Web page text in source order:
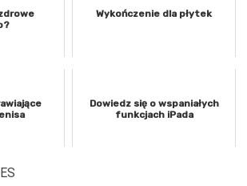
Wykończenie dla płytek
Dowiedz się o wspaniałych
funkcjach iPada